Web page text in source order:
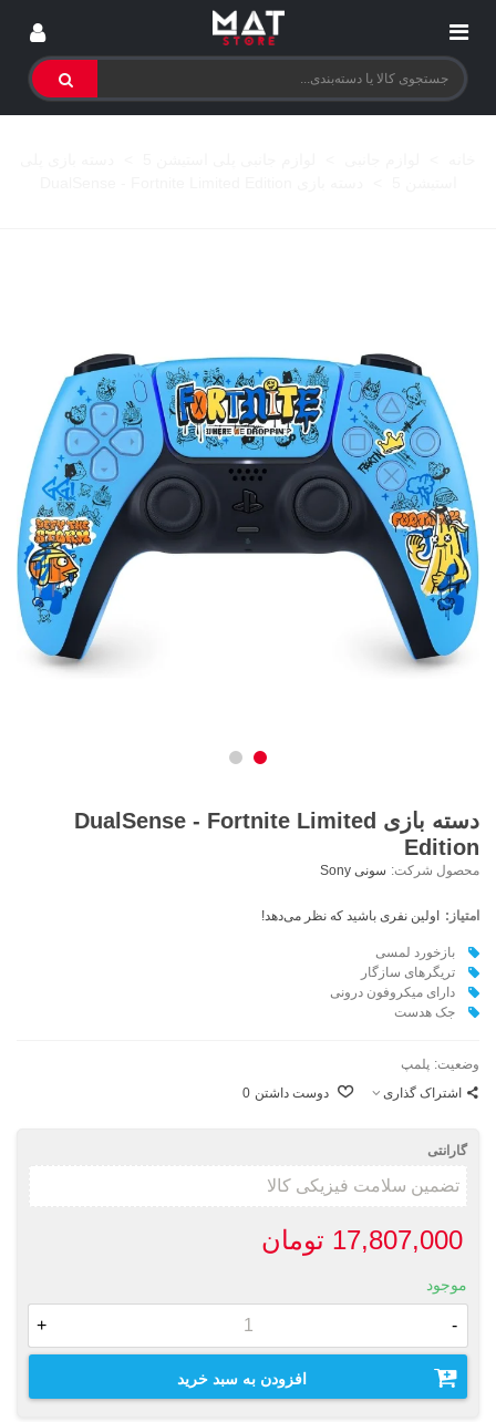
دسته بازی DualSense - Fortnite Limited
Edition
محصول شرکت: سونی Sony
امتیاز: اولین نفری باشید که نظر می‌دهد!
بازخورد لمسی
تریگرهای سازگار
دارای میکروفون درونی
جک هدست
وضعیت: پلمپ
اشتراک گذاری
دوست داشتن 0
گارانتی
17,807,000 تومان
موجود
-
+
افزودن به سبد خرید